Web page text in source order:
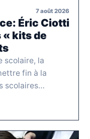
7 août 2026
Éric Ciotti
kits de
scolaire, la
fin à la
scolaires…